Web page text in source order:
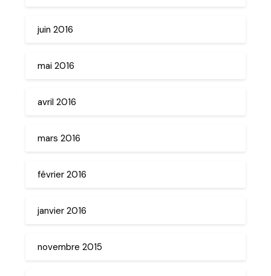
juin 2016
mai 2016
avril 2016
mars 2016
février 2016
janvier 2016
novembre 2015